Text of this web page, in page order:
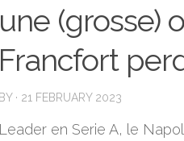
une (grosse)
Francfort
BY · 21 FEBRUARY 2023
Leader en Serie A, le